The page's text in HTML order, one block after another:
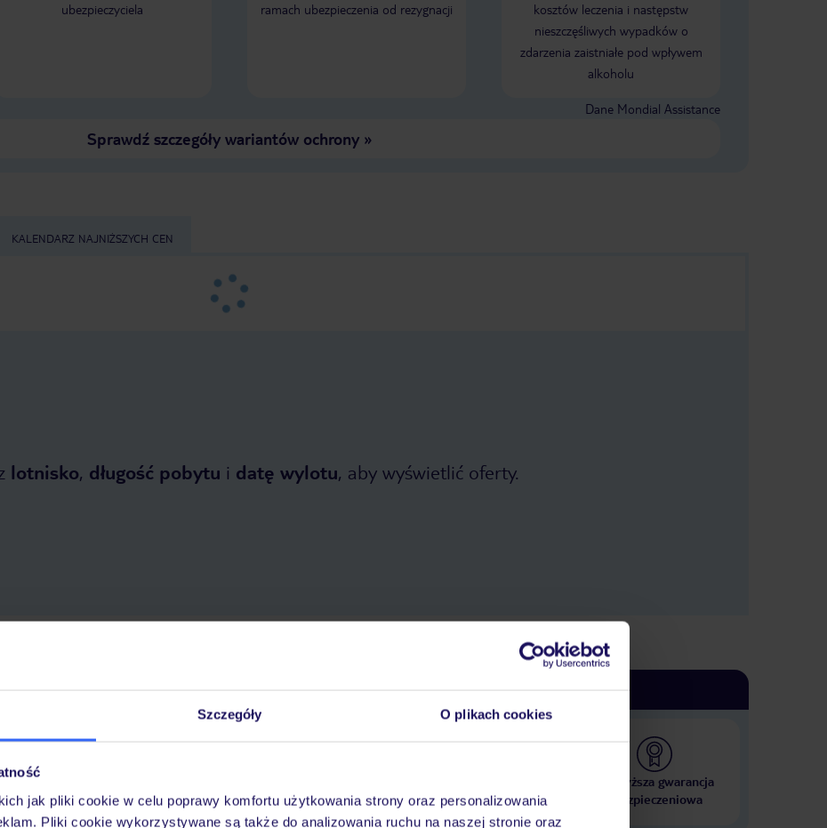
Szczegóły O plikach cookies
jak pliki cookie w celu poprawy komfortu użytkowania strony oraz personalizowania
Pliki cookie wykorzystywane są także do analizowania ruchu na naszej stronie oraz
ubezpieczyciela
ramach ubezpieczenia od rezygnacji
kosztów leczenia i następstw
nieszczęśliwych wypadków o
zdarzenia zaistniałe pod wpływem
alkoholu
Dane Mondial Assistance
Sprawdź szczegóły wariantów ochrony»
KALENDARZ NAJNIŻSZYCH CEN
lotnisko, długość pobytu i datę wylotu, aby wyświetlić oferty.
Dlaczego warto wybrać TUI?
wakacjach 24/7
krajach
Najwyższa gwarancja
ubezpieczeniowa